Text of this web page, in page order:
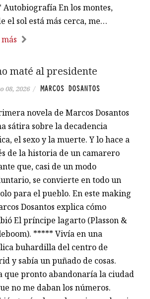
En los montes,
el sol está más cerca, me…
maté al presidente
08, 2026 / MARCOS DOSANTOS
novela de Marcos Dosantos
sátira sobre la decadencia
el sexo y la muerte. Y lo hace a
de la historia de un camarero
que, casi de un modo
se convierte en todo un
para el pueblo. En este making
Dosantos explica cómo
El príncipe lagarto (Plasson &
***** Vivía en una
buhardilla del centro de
y sabía un puñado de cosas.
que pronto abandonaría la ciudad
no me daban los números.